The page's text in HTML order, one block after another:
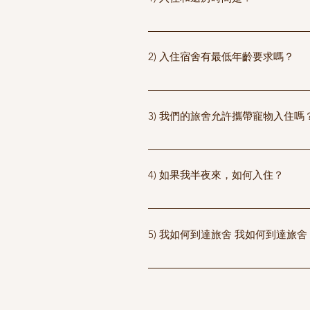
入住時間為下午 2:00，退房時間
2) 入住宿舍有最低年齡要求嗎？
是的，任何一位登記客人的最低年
3) 我們的旅舍允許攜帶寵物入住嗎
不可以，旅館不允許攜帶寵物。不
4) 如果我半夜來，如何入住？
我們將為您提供入口鎖和房間門鎖
信、LINE、Telegram幫助。
5) 我如何到達旅舍 我如何到達旅舍
從機場出發：1) 搭乘機場巴士A21